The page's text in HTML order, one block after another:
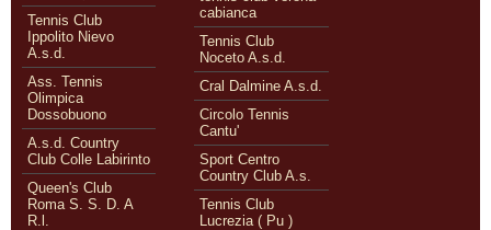
Tennis Club
Ippolito Nievo
A.s.d.
Ass. Tennis
Olimpica
Dossobuono
A.s.d. Country
Club Colle Labirinto
Queen's Club
Roma S. S. D. A
R.l.
cabianca
Tennis Club
Noceto A.s.d.
Cral Dalmine A.s.d.
Circolo Tennis
Cantu'
Sport Centro
Country Club A.s.
Tennis Club
Lucrezia ( Pu )